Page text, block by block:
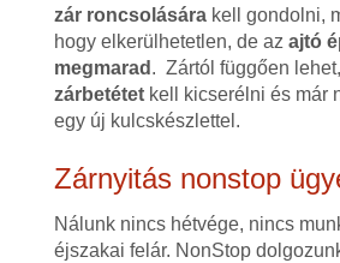
zár roncsolásárakell gondolni,
hogy elkerülhetetlen, de az ajtó
megmarad . Zártól függően
zárbetétetkell kicserélni és már
egy új kulcskészlettel.
Zárnyitás nonstop
Nálunk nincs hétvége, nincs
éjszakai felár. NonStop